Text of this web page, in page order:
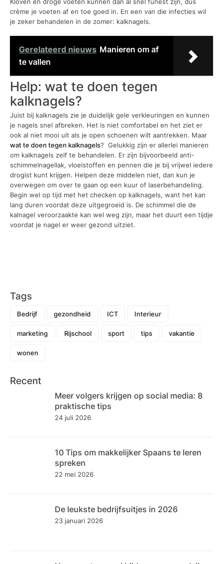
crème je voeten af en toe goed in. En een van die infecties wil
je zeker behandelen in de zomer: kalknagels.
Gerelateerd nieuws Manieren om af
te vallen
Help: wat te doen tegen
kalknagels?
Juist bij kalknagels zie je duidelijk gele verkleuringen en kunnen
je nagels snel afbreken. Het is niet comfortabel en het ziet er
ook al niet mooi uit als je open schoenen wilt aantrekken. Maar
wat te doen tegen kalknagels? Gelukkig zijn er allerlei manieren
om kalknagels zelf te behandelen. Er zijn bijvoorbeeld anti-
schimmelnagellak, vloeistoffen en pennen die je bij vrijwel iedere
drogist kunt krijgen. Helpen deze middelen niet, dan kun je
overwegen om over te gaan op een kuur of laserbehandeling.
Begin wel op tijd met het checken op kalknagels, want het kan
lang duren voordat deze uitgegroeid is. De schimmel die de
kalnagel veroorzaakte kan wel weg zijn, maar het duurt een tijdje
voordat je nagel er weer gezond uitziet.
Tags
Bedrijf gezondheid ICT Interieur
marketing Rijschool sport tips vakantie
wonen
Recent
Meer volgers krijgen op social media: 8
praktische tips
24 juli 2026
10 Tips om makkelijker Spaans te leren
spreken
22 mei 2026
De leukste bedrijfsuitjes in 2026
23 januari 2026